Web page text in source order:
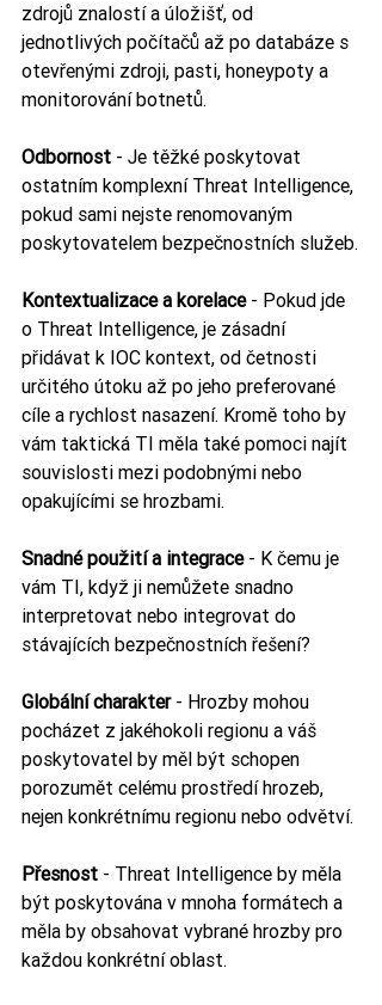
zdrojů znalostí a úložišť, od
jednotlivých počítačů až po databáze s
otevřenými zdroji, pasti, honeypoty a
monitorování botnetů.
Odbornost - Je těžké poskytovat
ostatním komplexní Threat Intelligence,
pokud sami nejste renomovaným
poskytovatelem bezpečnostních služeb.
Kontextualizace a korelace - Pokud jde
o Threat Intelligence, je zásadní
přidávat k IOC kontext, od četnosti
určitého útoku až po jeho preferované
cíle a rychlost nasazení. Kromě toho by
vám taktická TI měla také pomoci najít
souvislosti mezi podobnými nebo
opakujícími se hrozbami.
Snadné použití a integrace - K čemu je
vám TI, když ji nemůžete snadno
interpretovat nebo integrovat do
stávajících bezpečnostních řešení?
Globální charakter - Hrozby mohou
pocházet z jakéhokoli regionu a váš
poskytovatel by měl být schopen
porozumět celému prostředí hrozeb,
nejen konkrétnímu regionu nebo odvětví.
Přesnost - Threat Intelligence by měla
být poskytována v mnoha formátech a
měla by obsahovat vybrané hrozby pro
každou konkrétní oblast.